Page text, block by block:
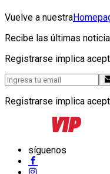
Vuelve a nuestra
Recibe las últimas
Registrarse implica
Registrarse implica
síguenos